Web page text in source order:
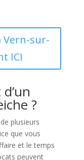
Vern-sur-
ICI
?
plusieurs
que vous
et le temps
peuvent